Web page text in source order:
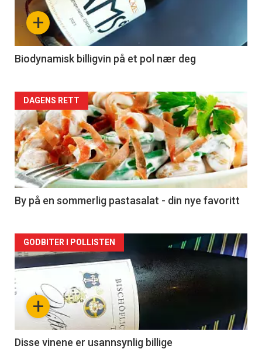
nå
4
+
Biodynamisk billigvin på et pol nær deg
Forsiden
akkurat
nå
-
5
DAGENS RETT
By på en sommerlig pastasalat - din nye favoritt
Forsiden
akkurat
nå
6
+
GODBITER I POLLISTEN
Disse vinene er usannsynlig billige